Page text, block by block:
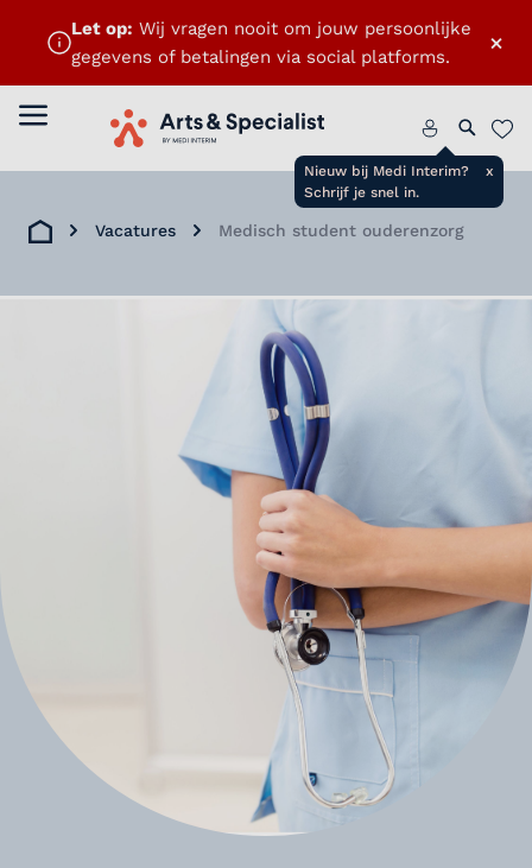
×
Let op: Wij vragen nooit om jouw persoonlijke
gegevens of betalingen via social platforms.
Menu openen
Home
Nieuw bij Medi Interim?
Schrijf je snel in.
x
Zoeken
Home
Vacatures Medisch student ouderenzorg